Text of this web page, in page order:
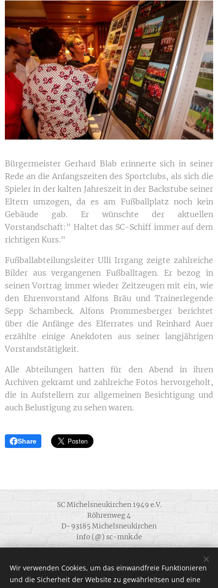
Bürgermeister Gerhard Blab erinnerte sich in seiner
Rede an die Anfangszeiten des Sportclubs, als sich die
Spieler in der kalten Jahreszeit in der Backstube seiner
Eltern umzogen, da es am Fußballplatz noch kein
Gebäude gab. Er wünschte der aktuellen
Vorstandschaft:" Haltet das SC-Schiff immer auf dem
richtigen Kurs."
Fußballabteilungsleiter Ulli Irrgang zeigte zahlreiche
Bilder aus vergangenen Fußballtagen. Er bezog in
seinen Vortrag immer wieder Zeitzeugen mit ein, wie
den Ehrenvorstand Alfons Bräu und Trainerlegende
Sepp Schambeck. Alfons Prommesberger berichtet
über die Anfänge des Elferrates und Reinhard Auer
erzählte einige Anekdoten aus seiner langjährigen
Vorstandstätigkeit.
Alle Abteilungen hatten für den Abend in ihren
Archiven gekramt und zahlreiche Fotos hervorgeholt,
die in Aufstellern zur allgemeinen Besichtigung und
auch Belustigung zu sehen waren.
Share
SC Michelsneukirchen 1949 e.V.
Röhrenweg 4
D-93185 Michelsneukirchen
info (@) sc-mnk.de
.
Wir verwenden Cookies, um das einwandfreie Funktionieren
und die Sicherheit der Website zu gewährleitsen und eine